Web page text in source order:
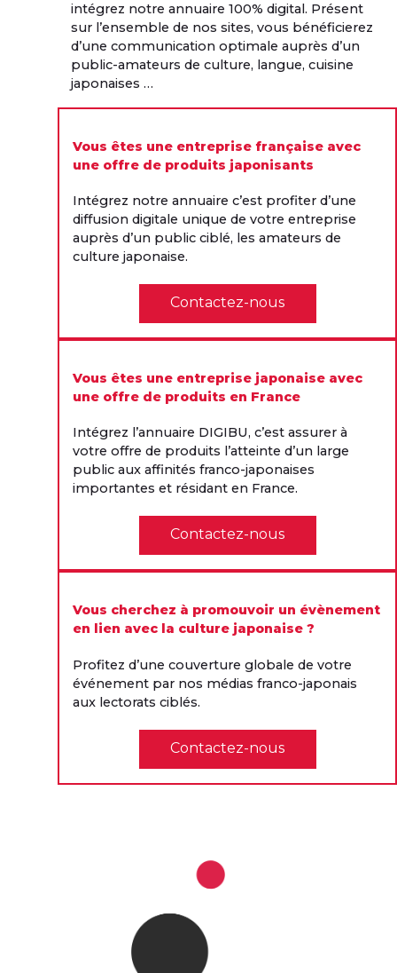
intégrez notre annuaire 100% digital. Présent
sur l’ensemble de nos sites, vous bénéficierez
d’une communication optimale auprès d’un
public-amateurs de culture, langue, cuisine
japonaises …
Vous êtes une entreprise française avec
une offre de produits japonisants
Intégrez notre annuaire c’est profiter d’une
diffusion digitale unique de votre entreprise
auprès d’un public ciblé, les amateurs de
culture japonaise.
Contactez-nous
Vous êtes une entreprise japonaise avec
une offre de produits en France
Intégrez l’annuaire DIGIBU, c’est assurer à
votre offre de produits l’atteinte d’un large
public aux affinités franco-japonaises
importantes et résidant en France.
Contactez-nous
Vous cherchez à promouvoir un évènement
en lien avec la culture japonaise ?
Profitez d’une couverture globale de votre
événement par nos médias franco-japonais
aux lectorats ciblés.
Contactez-nous